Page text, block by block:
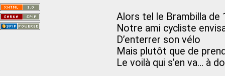
Alors tel le Brambilla de
Notre ami cycliste
D’enterrer son vélo
Mais plutôt que de
Le voilà qui s’en va… à
Saint-Nom.
Veuillez consulter le message du
service ci-dessous.
(401 - Invalid API key. Please see
https://openweathermap.org/faq#error401